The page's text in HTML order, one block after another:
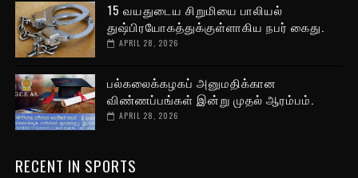
15 வயதுடைய சிறுமியை பாலியல்
துஷ்பிரயோகத்துக்குள்ளாகிய நபர் கைது.
APRIL 28, 2026
பல்கலைக்கழகப் அனுமதிக்கான
விண்ணப்பங்கள் இன்று முதல் ஆரம்பம்.
APRIL 28, 2026
RECENT IN SPORTS